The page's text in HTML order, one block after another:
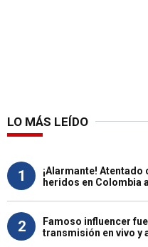
LO MÁS LEÍDO
1
¡Alarmante! Atentado
heridos en Colombia
2
Famoso influencer
transmisión en vivo y